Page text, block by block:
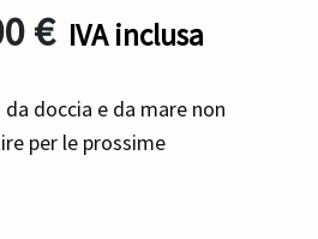
€ IVA inclusa
doccia e da mare non
per le prossime